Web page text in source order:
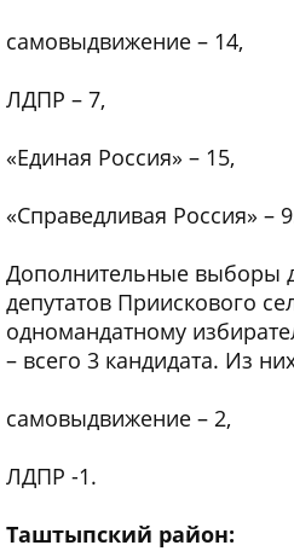
самовыдвижение – 14,
ЛДПР – 7,
«Единая Россия» – 15,
«Справедливая Россия» –
Дополнительные выборы
депутатов Приискового
одномандатному
– всего 3 кандидата. Из
самовыдвижение – 2,
ЛДПР -1.
Таштыпский район: